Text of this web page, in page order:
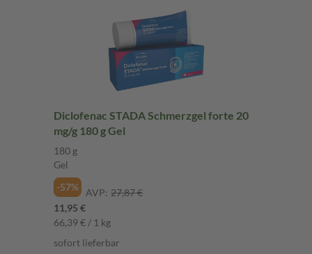
Diclofenac STADA Schmerzgel forte 20
mg/g 180 g Gel
180 g
Gel
-57%
AVP: 27,87 €
11,95 €
66,39 € / 1 kg
sofort lieferbar